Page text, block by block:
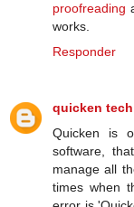
proofreading
works.
Responder
quicken
Quicken is
software,
manage all
times when